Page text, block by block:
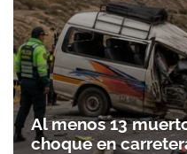
Al menos 13
choque en